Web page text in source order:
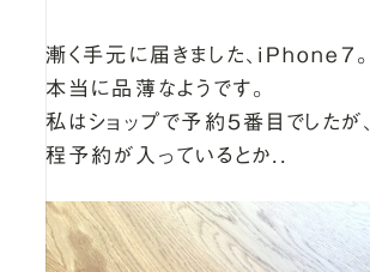
漸く手元に届きました、iPhone7。
本当に品薄なようです。
私はショップで予約5番目でした
程予約が入っているとか..